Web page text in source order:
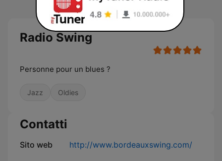
Radio Swing
Personne pour un blues ?
Jazz Oldies
Contatti
Sito web http://www.bordeauxswing.com/